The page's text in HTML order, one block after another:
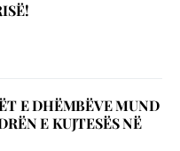
E DHËMBËVE MUND
E KUJTESËS NË